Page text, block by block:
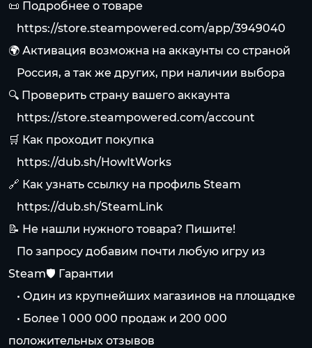
📜 Подробнее о товаре
https://store.steampowered.com/app/3949040
🌍 Активация возможна на аккаунты со страной
⠀Россия, а так же других, при наличии выбора
🔍 Проверить страну вашего аккаунта
https://store.steampowered.com/account
🛒 Как проходит покупка
https://dub.sh/HowItWorks
🔗 Как узнать ссылку на профиль Steam
https://dub.sh/SteamLink
📝 Не нашли нужного товара? Пишите!
⠀По запросу добавим почти любую игру из
Steam🛡 Гарантии
⠀• Один из крупнейших магазинов на площадке
⠀• Более 1 000 000 продаж и 200 000
положительных отзывов